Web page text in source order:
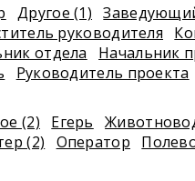
Другое (1)
руководителя
отдела
Начальник
Руководитель проекта
(2) Егерь
(2) Оператор